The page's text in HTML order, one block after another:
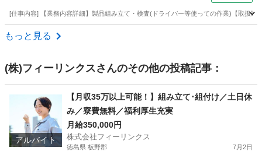
[仕事内容] 【業務内容詳細】製品組み立て・検査(ドライバー等使っての作業)【取扱
京都 京都市
もっと見る
(株)フィーリンクスさんのその他の投稿記事：
アルバイト
【月収35万以上可能！】組み立て･組付け／土日休
み／寮費無料／福利厚生充実
月給350,000円
株式会社フィーリンクス
徳島県 板野郡 7月2日